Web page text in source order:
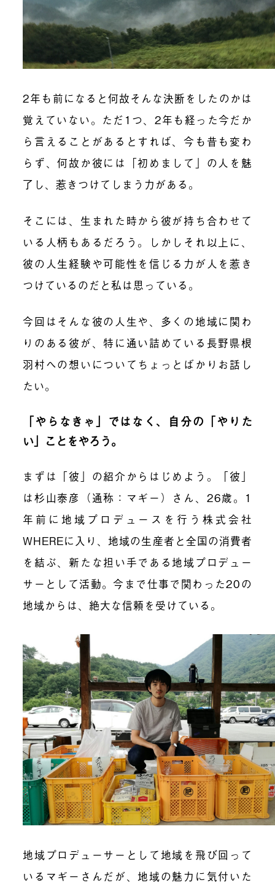
2年も前になると何故そんな決断をしたのかは
覚えていない。ただ1つ、2年も経った今だか
ら言えることがあるとすれば、今も昔も変わ
らず、何故か彼には「初めまして」の人を魅
了し、惹きつけてしまう力がある。
そこには、生まれた時から彼が持ち合わせて
いる人柄もあるだろう。しかしそれ以上に、
彼の人生経験や可能性を信じる力が人を惹き
つけているのだと私は思っている。
今回はそんな彼の人生や、多くの地域に関わ
りのある彼が、特に通い詰めている長野県根
羽村への想いについてちょっとばかりお話し
たい。
「やらなきゃ」ではなく、自分の「やりた
い」ことをやろう。
まずは「彼」の紹介からはじめよう。「彼」
は杉山泰彦（通称：マギー）さん、26歳。1
年前に地域プロデュースを行う株式会社
WHEREに入り、地域の生産者と全国の消費者
を結ぶ、新たな担い手である地域プロデュー
サーとして活動。今まで仕事で関わった20の
地域からは、絶大な信頼を受けている。
地域プロデューサーとして地域を飛び回って
いるマギーさんだが、地域の魅力に気付いた